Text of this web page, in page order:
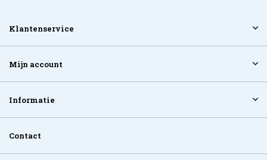
Klantenservice
Mijn account
Informatie
Contact